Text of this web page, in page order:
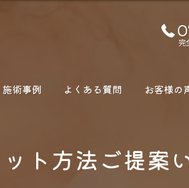
完
施術事例 よくある質問 お客様の
ト方法ご提案